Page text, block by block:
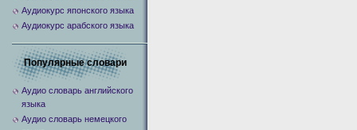
Аудиокурс японского языка
Аудиокурс арабского языка
Популярные словари
Аудио словарь английского
языка
Аудио словарь немецкого